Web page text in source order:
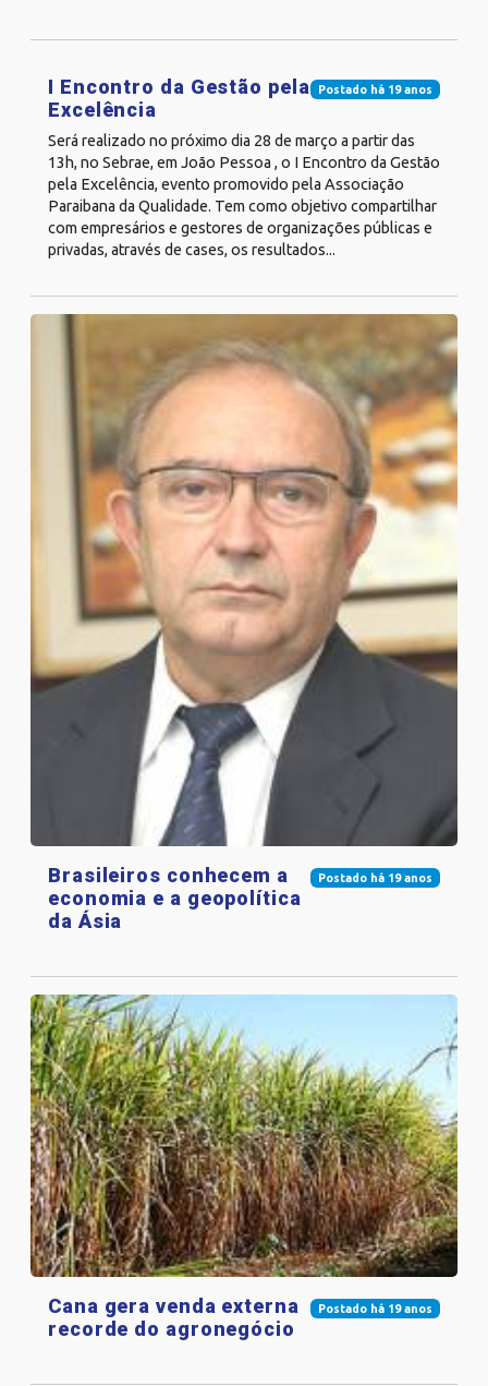
Postado há 19 anos
I Encontro da Gestão pela
Excelência
Será realizado no próximo dia 28 de março a partir das
13h, no Sebrae, em João Pessoa , o I Encontro da Gestão
pela Excelência, evento promovido pela Associação
Paraibana da Qualidade. Tem como objetivo compartilhar
com empresários e gestores de organizações públicas e
privadas, através de cases, os resultados...
Postado há 19 anos
Brasileiros conhecem a
economia e a geopolítica
da Ásia
Postado há 19 anos
Cana gera venda externa
recorde do agronegócio